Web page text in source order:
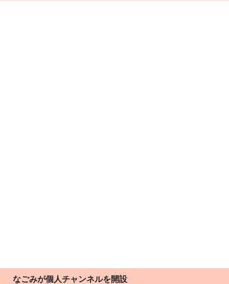
なごみが個人チャンネルを開設